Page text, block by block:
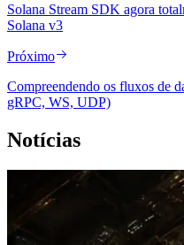
Solana Stream SDK agora
Solana v3
Próximo
Compreendendo os fluxos de
gRPC, WS, UDP)
Notícias